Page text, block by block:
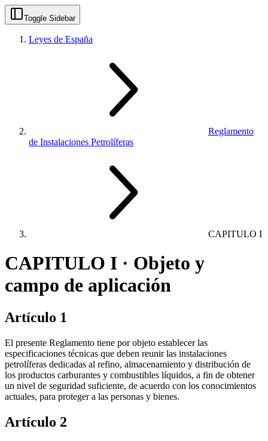
Toggle Sidebar
Leyes de España
Reglamento
de Instalaciones Petrolíferas
CAPITULO I
CAPITULO I · Objeto y
campo de aplicación
Artículo 1
El presente Reglamento tiene por objeto establecer las
especificaciones técnicas que deben reunir las instalaciones
petrolíferas dedicadas al refino, almacenamiento y distribución de
los productos carburantes y combustibles líquidos, a fin de obtener
un nivel de seguridad suficiente, de acuerdo con los conocimientos
actuales, para proteger a las personas y bienes.
Artículo 2